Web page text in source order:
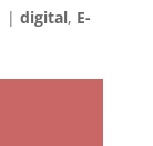
| digital, E-